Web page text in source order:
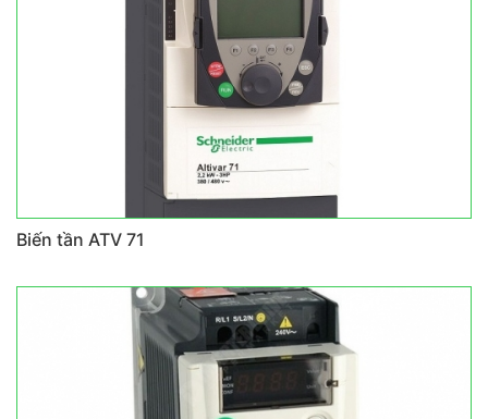
Biến tần ATV 71